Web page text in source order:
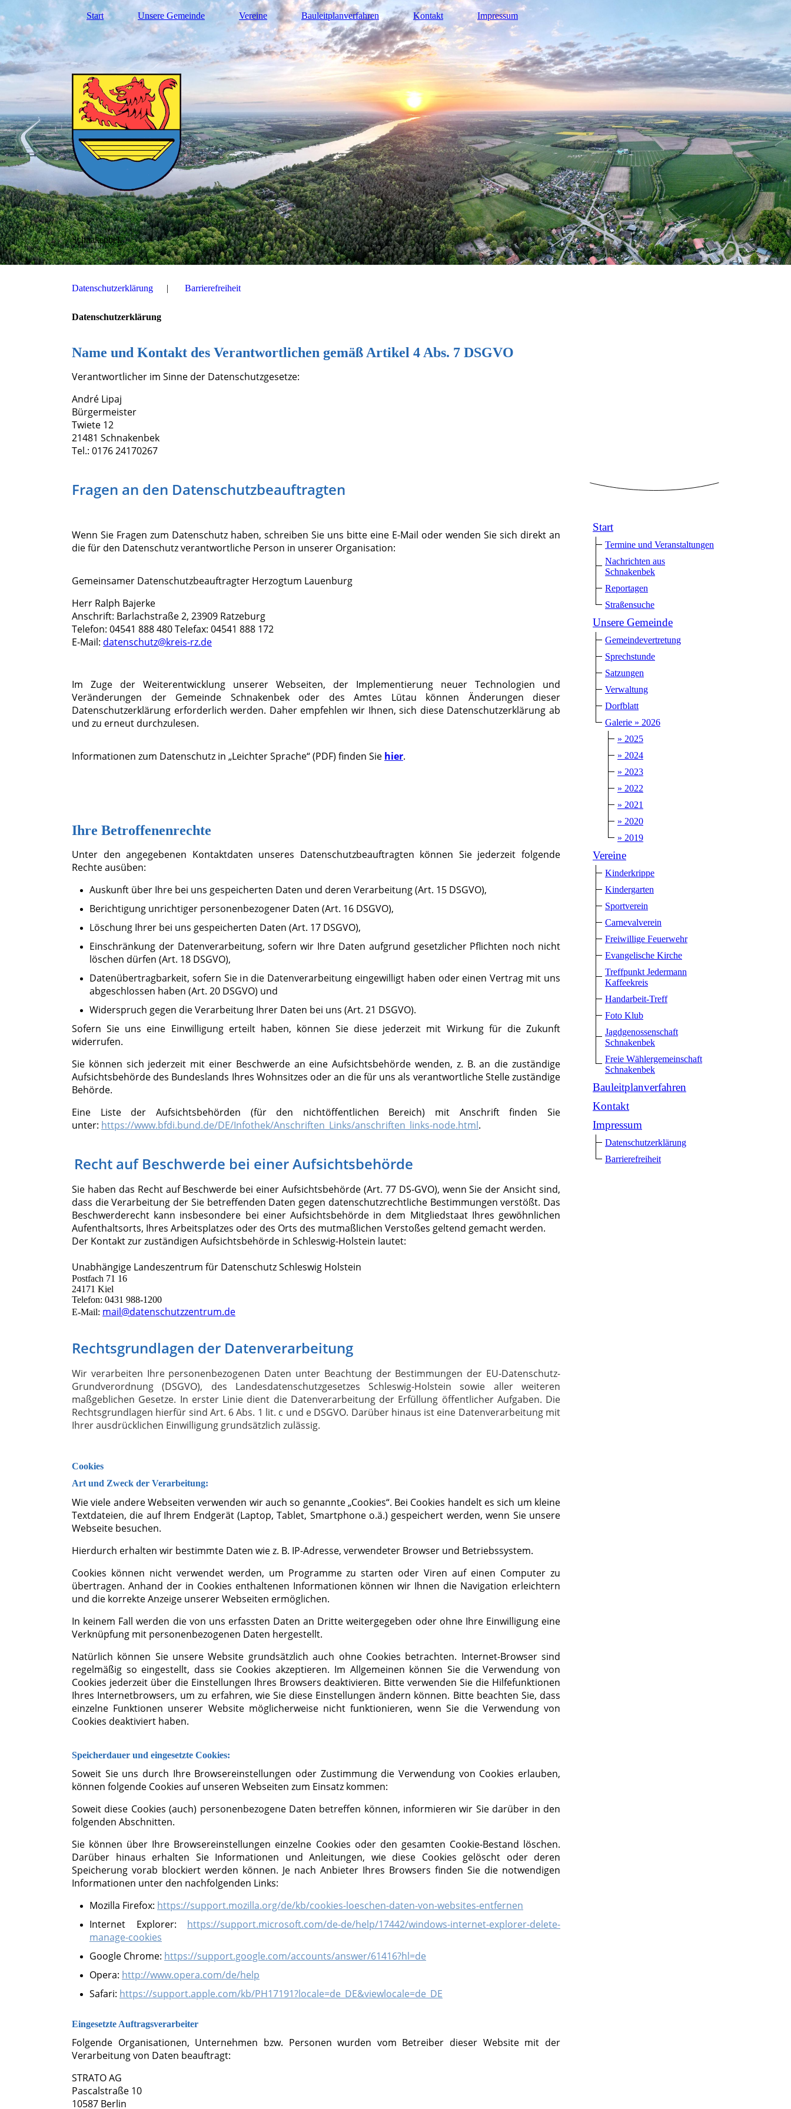
Start Unsere Gemeinde Vereine Bauleitplanverfahren Kontakt Impressum
Schnakenbek
Datenschutzerklärung Barrierefreiheit
Datenschutzerklärung
Name und Kontakt des Verantwortlichen gemäß Artikel 4 Abs. 7 DSGVO
Verantwortlicher im Sinne der Datenschutzgesetze:
André Lipaj
Bürgermeister
Twiete 12
21481 Schnakenbek
Tel.: 0176 24170267
Fragen an den Datenschutzbeauftragten
Wenn Sie Fragen zum Datenschutz haben, schreiben Sie uns bitte eine E-Mail oder wenden Sie sich direkt an
die für den Datenschutz verantwortliche Person in unserer Organisation:
Gemeinsamer Datenschutzbeauftragter Herzogtum Lauenburg
Herr Ralph Bajerke
Anschrift: Barlachstraße 2, 23909 Ratzeburg
Telefon: 04541 888 480 Telefax: 04541 888 172
E-Mail: datenschutz@kreis-rz.de
Im Zuge der Weiterentwicklung unserer Webseiten, der Implementierung neuer Technologien und
Veränderungen der Gemeinde Schnakenbek oder des Amtes Lütau können Änderungen dieser
Datenschutzerklärung erforderlich werden. Daher empfehlen wir Ihnen, sich diese Datenschutzerklärung ab
und zu erneut durchzulesen.
Informationen zum Datenschutz in „Leichter Sprache“ (PDF) finden Sie hier.
Ihre Betroffenenrechte
Unter den angegebenen Kontaktdaten unseres Datenschutzbeauftragten können Sie jederzeit folgende
Rechte ausüben:
Auskunft über Ihre bei uns gespeicherten Daten und deren Verarbeitung (Art. 15 DSGVO),
Berichtigung unrichtiger personenbezogener Daten (Art. 16 DSGVO),
Löschung Ihrer bei uns gespeicherten Daten (Art. 17 DSGVO),
Einschränkung der Datenverarbeitung, sofern wir Ihre Daten aufgrund gesetzlicher Pflichten noch nicht
löschen dürfen (Art. 18 DSGVO),
Datenübertragbarkeit, sofern Sie in die Datenverarbeitung eingewilligt haben oder einen Vertrag mit uns
abgeschlossen haben (Art. 20 DSGVO) und
Widerspruch gegen die Verarbeitung Ihrer Daten bei uns (Art. 21 DSGVO).
Sofern Sie uns eine Einwilligung erteilt haben, können Sie diese jederzeit mit Wirkung für die Zukunft
widerrufen.
Sie können sich jederzeit mit einer Beschwerde an eine Aufsichtsbehörde wenden, z. B. an die zuständige
Aufsichtsbehörde des Bundeslands Ihres Wohnsitzes oder an die für uns als verantwortliche Stelle zuständige
Behörde.
Eine Liste der Aufsichtsbehörden (für den nichtöffentlichen Bereich) mit Anschrift finden Sie
unter: https://www.bfdi.bund.de/DE/Infothek/Anschriften_Links/anschriften_links-node.html.
Recht auf Beschwerde bei einer Aufsichtsbehörde
Sie haben das Recht auf Beschwerde bei einer Aufsichtsbehörde (Art. 77 DS-GVO), wenn Sie der Ansicht sind,
dass die Verarbeitung der Sie betreffenden Daten gegen datenschutzrechtliche Bestimmungen verstößt. Das
Beschwerderecht kann insbesondere bei einer Aufsichtsbehörde in dem Mitgliedstaat Ihres gewöhnlichen
Aufenthaltsorts, Ihres Arbeitsplatzes oder des Orts des mutmaßlichen Verstoßes geltend gemacht werden.
Der Kontakt zur zuständigen Aufsichtsbehörde in Schleswig-Holstein lautet:
Unabhängige Landeszentrum für Datenschutz Schleswig Holstein
Postfach 71 16
24171 Kiel
Telefon: 0431 988-1200
E-Mail: mail@datenschutzzentrum.de
Rechtsgrundlagen der Datenverarbeitung
Wir verarbeiten Ihre personenbezogenen Daten unter Beachtung der Bestimmungen der EU-Datenschutz-
Grundverordnung (DSGVO), des Landesdatenschutzgesetzes Schleswig-Holstein sowie aller weiteren
maßgeblichen Gesetze. In erster Linie dient die Datenverarbeitung der Erfüllung öffentlicher Aufgaben. Die
Rechtsgrundlagen hierfür sind Art. 6 Abs. 1 lit. c und e DSGVO. Darüber hinaus ist eine Datenverarbeitung mit
Ihrer ausdrücklichen Einwilligung grundsätzlich zulässig.
Cookies
Art und Zweck der Verarbeitung:
Wie viele andere Webseiten verwenden wir auch so genannte „Cookies“. Bei Cookies handelt es sich um kleine
Textdateien, die auf Ihrem Endgerät (Laptop, Tablet, Smartphone o.ä.) gespeichert werden, wenn Sie unsere
Webseite besuchen.
Hierdurch erhalten wir bestimmte Daten wie z. B. IP-Adresse, verwendeter Browser und Betriebssystem.
Cookies können nicht verwendet werden, um Programme zu starten oder Viren auf einen Computer zu
übertragen. Anhand der in Cookies enthaltenen Informationen können wir Ihnen die Navigation erleichtern
und die korrekte Anzeige unserer Webseiten ermöglichen.
In keinem Fall werden die von uns erfassten Daten an Dritte weitergegeben oder ohne Ihre Einwilligung eine
Verknüpfung mit personenbezogenen Daten hergestellt.
Natürlich können Sie unsere Website grundsätzlich auch ohne Cookies betrachten. Internet-Browser sind
regelmäßig so eingestellt, dass sie Cookies akzeptieren. Im Allgemeinen können Sie die Verwendung von
Cookies jederzeit über die Einstellungen Ihres Browsers deaktivieren. Bitte verwenden Sie die Hilfefunktionen
Ihres Internetbrowsers, um zu erfahren, wie Sie diese Einstellungen ändern können. Bitte beachten Sie, dass
einzelne Funktionen unserer Website möglicherweise nicht funktionieren, wenn Sie die Verwendung von
Cookies deaktiviert haben.
Speicherdauer und eingesetzte Cookies:
Soweit Sie uns durch Ihre Browsereinstellungen oder Zustimmung die Verwendung von Cookies erlauben,
können folgende Cookies auf unseren Webseiten zum Einsatz kommen:
Soweit diese Cookies (auch) personenbezogene Daten betreffen können, informieren wir Sie darüber in den
folgenden Abschnitten.
Sie können über Ihre Browsereinstellungen einzelne Cookies oder den gesamten Cookie-Bestand löschen.
Darüber hinaus erhalten Sie Informationen und Anleitungen, wie diese Cookies gelöscht oder deren
Speicherung vorab blockiert werden können. Je nach Anbieter Ihres Browsers finden Sie die notwendigen
Informationen unter den nachfolgenden Links:
Mozilla Firefox: https://support.mozilla.org/de/kb/cookies-loeschen-daten-von-websites-entfernen
Internet Explorer: https://support.microsoft.com/de-de/help/17442/windows-internet-explorer-delete-
manage-cookies
Google Chrome: https://support.google.com/accounts/answer/61416?hl=de
Opera: http://www.opera.com/de/help
Safari: https://support.apple.com/kb/PH17191?locale=de_DE&viewlocale=de_DE
Eingesetzte Auftragsverarbeiter
Folgende Organisationen, Unternehmen bzw. Personen wurden vom Betreiber dieser Website mit der
Verarbeitung von Daten beauftragt:
STRATO AG
Pascalstraße 10
10587 Berlin
Start
Termine und Veranstaltungen
Nachrichten aus
Schnakenbek
Reportagen
Straßensuche
Unsere Gemeinde
Gemeindevertretung
Sprechstunde
Satzungen
Verwaltung
Dorfblatt
Galerie » 2026
» 2025
» 2024
» 2023
» 2022
» 2021
» 2020
» 2019
Vereine
Kinderkrippe
Kindergarten
Sportverein
Carnevalverein
Freiwillige Feuerwehr
Evangelische Kirche
Treffpunkt Jedermann
Kaffeekreis
Handarbeit-Treff
Foto Klub
Jagdgenossenschaft
Schnakenbek
Freie Wählergemeinschaft
Schnakenbek
Bauleitplanverfahren
Kontakt
Impressum
Datenschutzerklärung
Barrierefreiheit